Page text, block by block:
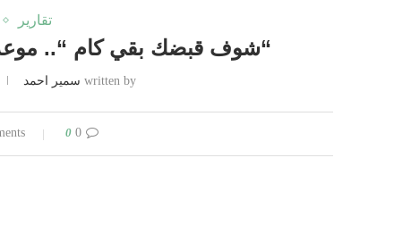
تقارير
“شوف قبضك بقي كام “.. موعد
written by سمير احمد
0 comments
0